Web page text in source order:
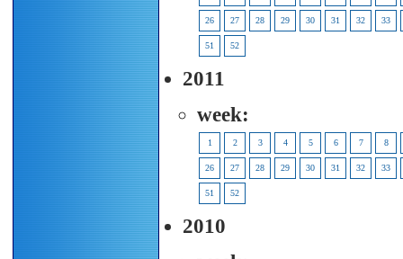
26 27 28 29 30 31 32 33
51 52
2011
week:
1 2 3 4 5 6 7 8
26 27 28 29 30 31 32 33
51 52
2010